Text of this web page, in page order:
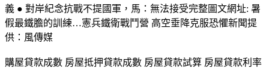
義 ● 對岸紀念抗戰不提國軍，馬：無法接受完整圖文網址: 暑
假最鐵膽的訓練…憲兵鐵衛戰鬥營 高空垂降克服恐懼新聞提
供：風傳媒
購屋貸款成數 房屋抵押貸款成數 房屋貸款試算 房屋貸款利率